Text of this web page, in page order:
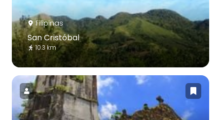
Filipinas
San Cristóbal
10.3 km